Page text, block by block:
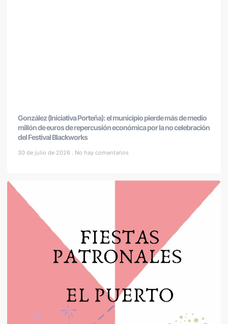
González (Iniciativa Porteña): el municipio pierde más de medio
millón de euros de repercusión económica por la no celebración
del Festival Blackworks
30 de julio de 2026 No hay comentarios